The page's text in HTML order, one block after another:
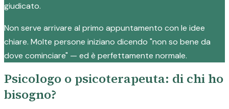
giudicato.
Non serve arrivare al primo appuntamento con le idee
chiare. Molte persone iniziano dicendo "non so bene da
dove cominciare" — ed è perfettamente normale.
Psicologo o psicoterapeuta: di chi ho
bisogno?